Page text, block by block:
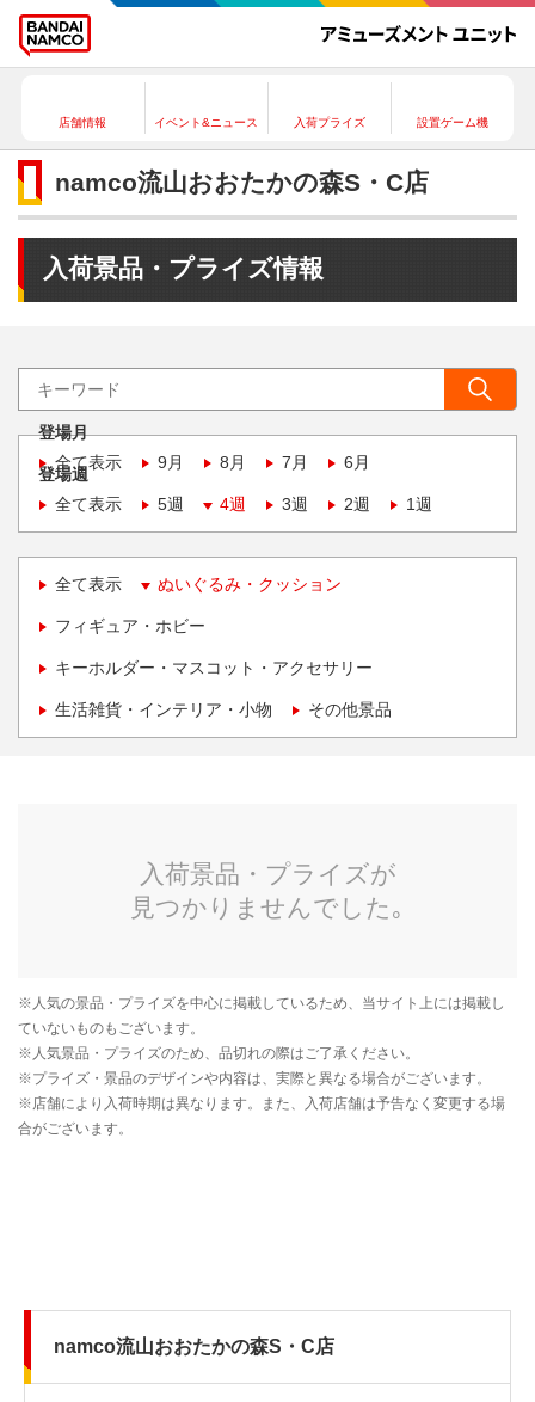
店舗情報 イベント&ニュース 入荷プライズ 設置ゲーム機
namco流山おおたかの森S・C店
入荷景品・プライズ情報
登場月
全て表示
9月 8月 7月 6月
登場週
全て表示
5週 4週 3週 2週 1週
全て表示 ぬいぐるみ・クッション
フィギュア・ホビー
キーホルダー・マスコット・アクセサリー
生活雑貨・インテリア・小物 その他景品
namco流山おおたかの森S・C店